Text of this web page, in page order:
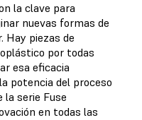
la clave para
nuevas formas de
Hay piezas de
por todas
esa eficacia
potencia del proceso
la serie Fuse
en todas las